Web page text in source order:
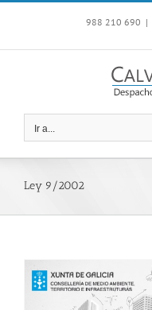
contenido
988 210 690 |
Ir a...
Ley 9/2002